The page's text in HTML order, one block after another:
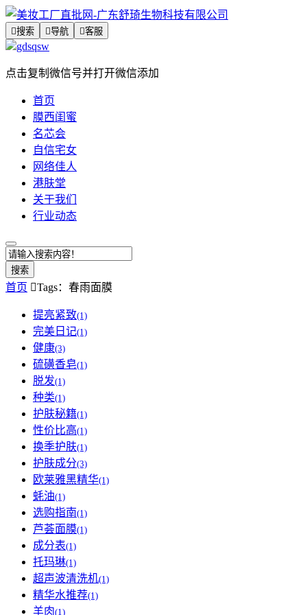
搜索 导航 客服
gdsqsw
点击复制微信号并打开微信添加
首页
膜西闺蜜
名芯会
自信宅女
网络佳人
港肤堂
关于我们
行业动态
搜索
首页 Tags：春雨面膜
提亮紧致(1)
完美日记(1)
健康(3)
硫磺香皂(1)
脱发(1)
种类(1)
护肤秘籍(1)
性价比高(1)
换季护肤(1)
护肤成分(3)
欧莱雅黑精华(1)
蚝油(1)
选购指南(1)
芦荟面膜(1)
成分表(1)
托玛琳(1)
超声波清洗机(1)
精华水推荐(1)
羊肉(1)